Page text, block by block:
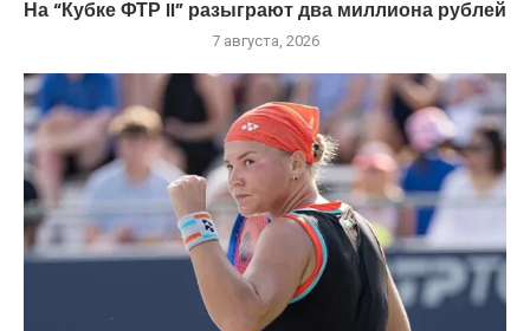
На “Кубке ФТР II” разыграют два миллиона рублей
7 августа, 2026